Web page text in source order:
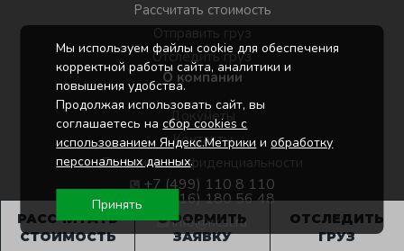
Мы используем файлы cookie для обеспечения
корректной работы сайта, аналитики и
повышения удобства.
Продолжая использовать сайт, вы
соглашаетесь насбор cookies с
использованием Яндекс.Метрики иобработку
персональных данных.
Принять
Рассчитать стоимость
Отправить груз
Отследить груз
О компании
Докуметы
Контакты
Политика конфиденциальности
+7 (499) 110 8 110
+7 (916) 180 56 48
info@ncsl.ru
РАССЧИТАТЬ
СТОИМОСТЬ
ОФОРМИТЬ
ЗАЯВКУ
ОТСЛЕДИТЬ
ГРУЗ